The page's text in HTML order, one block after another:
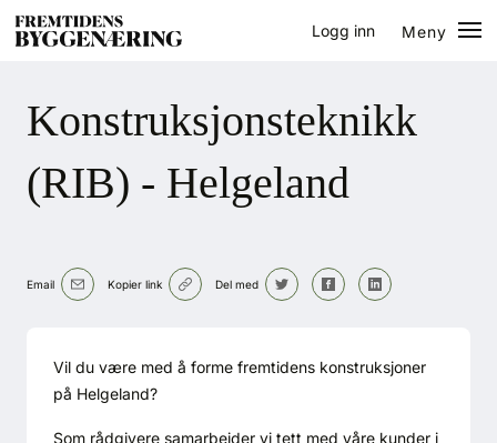
Logg inn
Meny
Prosjekter
Bygg-guiden
Bygg
Konstruksjonsteknikk
(RIB) - Helgeland
Email Kopier link Del med
Vil du være med å forme fremtidens konstruksjoner
på Helgeland?
Som rådgivere samarbeider vi tett med våre kunder i